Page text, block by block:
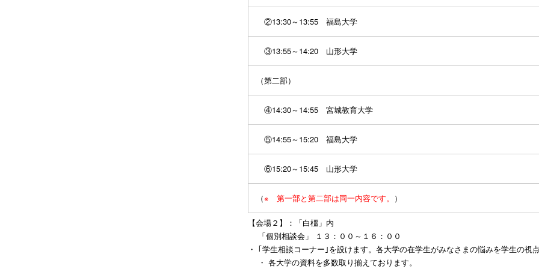
②13:30～13:55 福島大学
③13:55～14:20 山形大学
（第二部）
④14:30～14:55 宮城教育大学
⑤14:55～15:20 福島大学
⑥15:20～15:45 山形大学
（※ 第一部と第二部は同一内容です。 ）
【会場２】：「白橿」内
「個別相談会」 １３：００～１６：００
・ ｢学生相談コーナー｣を設けます。各大学の在学生がみなさまの悩みを学生の視
・ 各大学の資料を多数取り揃えております。